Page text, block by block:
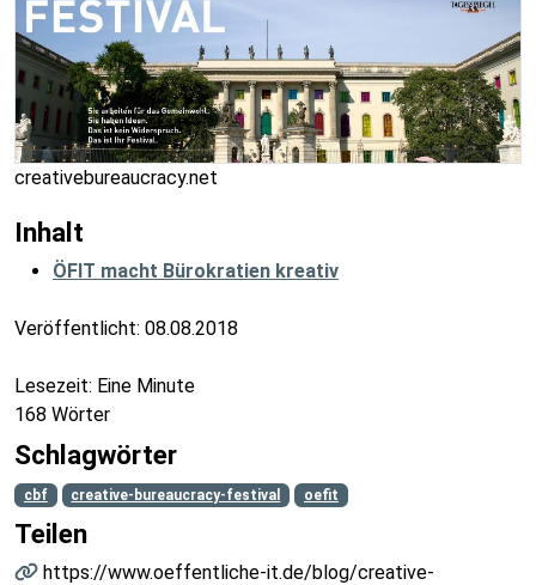
creativebureaucracy.net
Inhalt
ÖFIT macht Bürokratien kreativ
Veröffentlicht: 08.08.2018
Lesezeit: Eine Minute
168 Wörter
Schlagwörter
cbf creative-bureaucracy-festival oefit
Teilen
https://www.oeffentliche-it.de/blog/creative-